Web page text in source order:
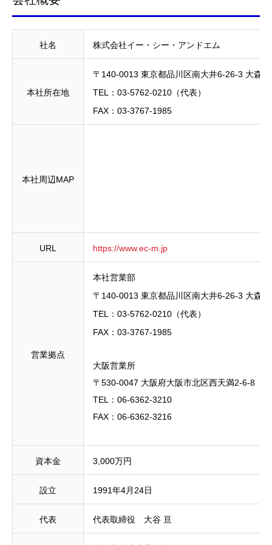
社名 株式会社イー・シー・アンドエム
本社所在地
〒140-0013 東京都品川区南大井6-26-3 大森
TEL：03-5762-0210（代表）
FAX：03-3767-1985
本社周辺MAP
URL https://www.ec-m.jp
営業拠点
本社営業部
〒140-0013 東京都品川区南大井6-26-3 大森
TEL：03-5762-0210（代表）
FAX：03-3767-1985
大阪営業所
〒530-0047 大阪府大阪市北区西天満2-6-8
TEL：06-6362-3210
FAX：06-6362-3216
資本金 3,000万円
設立 1991年4月24日
代表 代表取締役 大谷 亘